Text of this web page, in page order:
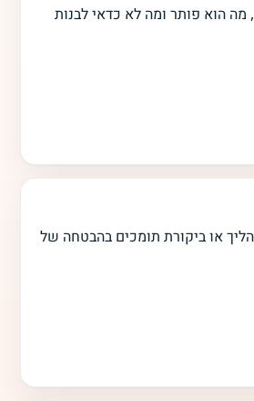
הוא פותר ומה לא כדאי לבנות
או ביקורת תומכים בהבטחה של